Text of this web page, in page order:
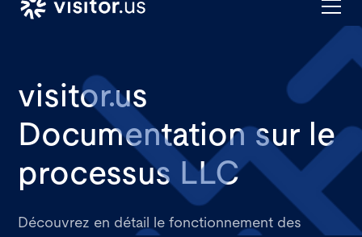
visitor.us
Documentation sur le
processus LLC
Découvrez en détail le fonctionnement des